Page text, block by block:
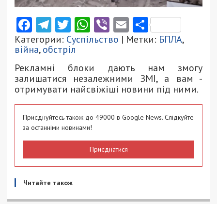
Facebook
Telegram
Twitter
WhatsApp
ViberEmail
Категории: Суспільство | Метки: БПЛА,
війна,обстріл
Рекламні блоки дають нам змогу
залишатися незалежними ЗМІ, а вам -
отримувати найсвіжіші новини під ними.
Приєднуйтесь також до 49000 в Google News. Слідкуйте
за останніми новинами!
Приєднатися
Читайте також